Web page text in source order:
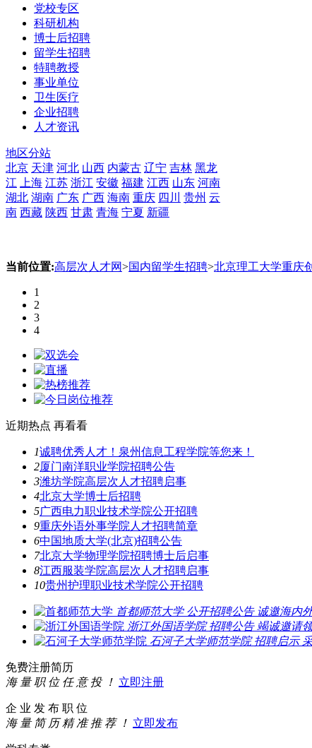
党校专区
科研机构
博士后招聘
留学生招聘
特聘教授
事业单位
卫生医疗
企业招聘
人才资讯
地区分站
北京 天津 河北 山西 内蒙古 辽宁 吉林 黑龙
江
上海 江苏 浙江 安徽 福建 江西 山东 河南
湖北 湖南 广东 广西 海南 重庆 四川 贵州 云
南 西藏 陕西 甘肃 青海 宁夏 新疆
当前位置:高层次人才网>国内留学生招聘>北京理工大学重庆
1
2
3
4
近期热点 再看看
1诚聘优秀人才！泉州信息工程学院等您来！
2厦门南洋职业学院招聘公告
3潍坊学院高层次人才招聘启事
4北京大学博士后招聘
5广西电力职业技术学院公开招聘
9重庆外语外事学院人才招聘简章
6中国地质大学(北京)招聘公告
7北京大学物理学院招聘博士后启事
8江西服装学院高层次人才招聘启事
10贵州护理职业技术学院公开招聘
首都师范大学 公开招聘公告 诚邀海内
浙江外国语学院 招聘公告 竭诚邀请
石河子大学师范学院 招聘启示
免费注册简历
海 量 职 位 任 意 投 ！ 立即注册
企 业 发 布 职 位
海 量 简 历 精 准 推 荐 ！ 立即发布